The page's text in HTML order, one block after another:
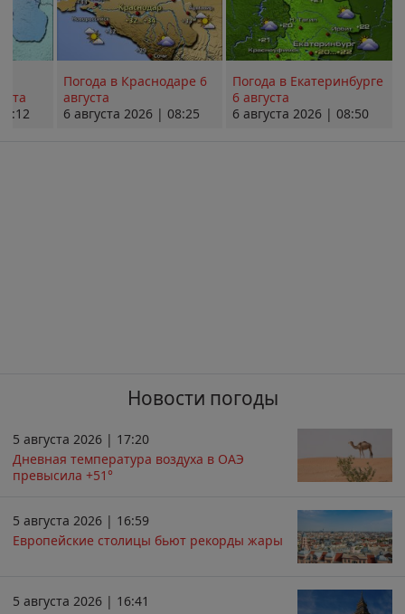
Погода в Краснодаре 6
августа
6 августа 2026 | 08:25
Погода в Екатеринбурге
6 августа
6 августа 2026 | 08:50
Новости погоды
5 августа 2026 | 17:20
Дневная температура воздуха в ОАЭ
превысила +51°
5 августа 2026 | 16:59
Европейские столицы бьют рекорды жары
5 августа 2026 | 16:41